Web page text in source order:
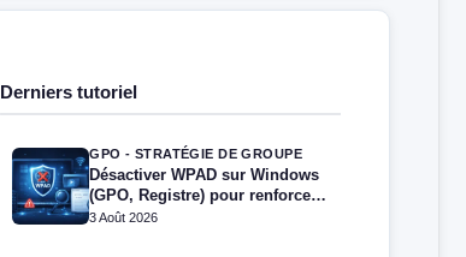
Derniers tutoriel
GPO - STRATÉGIE DE GROUPE
Désactiver WPAD sur Windows
(GPO, Registre) pour renforcer
la sécurité
3 Août 2026